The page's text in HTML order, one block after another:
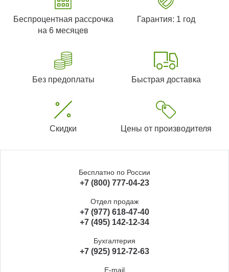
Беспроцентная рассрочка
на 6 месяцев
Гарантия: 1 год
Без предоплаты Быстрая доставка
Скидки Цены от производителя
Бесплатно по России
+7 (800) 777-04-23
Отдел продаж
+7 (977) 618-47-40
+7 (495) 142-12-34
Бухгалтерия
+7 (925) 912-72-63
E-mail